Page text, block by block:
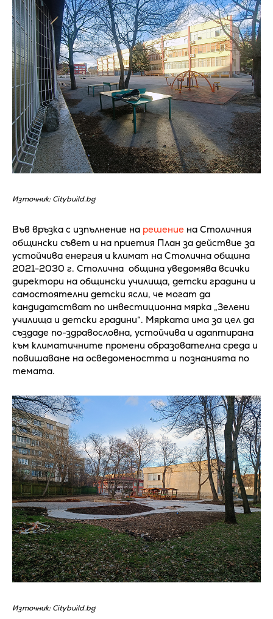
Източник: Citybuild.bg
Във връзка с изпълнение на решение на Столичния
общински съвет и на приетия План за действие за
устойчива енергия и климат на Столична община
2021-2030 г. Столична община уведомява всички
директори на общински училища, детски градини и
самостоятелни детски ясли, че могат да
кандидатстват по инвестиционна мярка „Зелени
училища и детски градини“. Мярката има за цел да
създаде по-здравословна, устойчива и адаптирана
към климатичните промени образователна среда и
повишаване на осведомеността и познанията по
темата.
Източник: Citybuild.bg